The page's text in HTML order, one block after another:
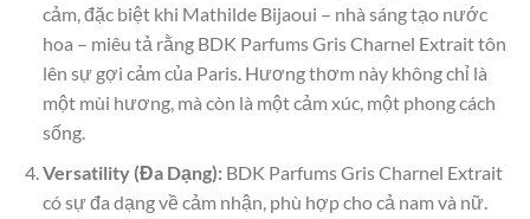
cảm, đặc biệt khi Mathilde Bijaoui – nhà sáng tạo nước
hoa – miêu tả rằng BDK Parfums Gris Charnel Extrait tôn
lên sự gợi cảm của Paris. Hương thơm này không chỉ là
một mùi hương, mà còn là một cảm xúc, một phong cách
sống.
Versatility (Đa Dạng):BDK Parfums Gris Charnel Extrait
có sự đa dạng về cảm nhận, phù hợp cho cả nam và nữ.